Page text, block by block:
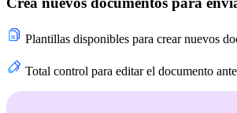
Plantillas disponibles para crear nuevos
Total control para editar el documento